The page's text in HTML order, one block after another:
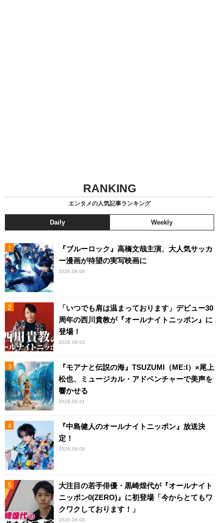
RANKING
エンタメの人気記事ランキング
Daily Weekly
『ブルーロック』高橋文哉主演、大人気サッカ
ー漫画が待望の実写映画に
2026.08.08
「いつでも肩は温まっております」デビュー30
周年の西川貴教が『オールナイトニッポン』に
登場！
2026.08.03
『モアナと伝説の海』TSUZUMI（ME:I）×尾上
松也、ミュージカル・アドベンチャーで美声を
響かせる
2026.08.01
『中島健人のオールナイトニッポン』放送決
定！
2026.08.08
大注目の若手俳優・黒崎煌代が『オールナイト
ニッポン0(ZERO)』に初登場「今からとてもワ
クワクしております！」
2026.08.08